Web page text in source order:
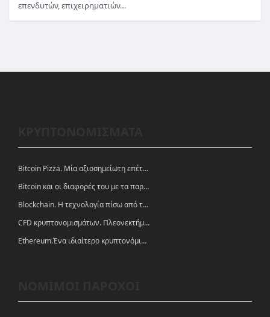
επενδυτών, επιχειρηματιών…
Bitcoin Pizza. Μία αξιοσημείωτη επέτειος.
Bitcoin και οι διαφορές του με τα παραδοσιακά νομίσματα
Blockchain. Η τεχνολογία πίσω από τα κρυπτονομίσματα
CFD κρυπτονομισμάτων. Πλεονεκτήματα και ευκαιρίες
Ethereum.Ένα ιδιαίτερο κρυπτονόμισμα-πλατφόρμα